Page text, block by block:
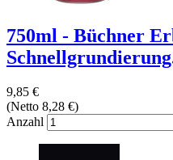
750ml - Büchner
9,85 €
(Netto 8,28 €)
Anzahl